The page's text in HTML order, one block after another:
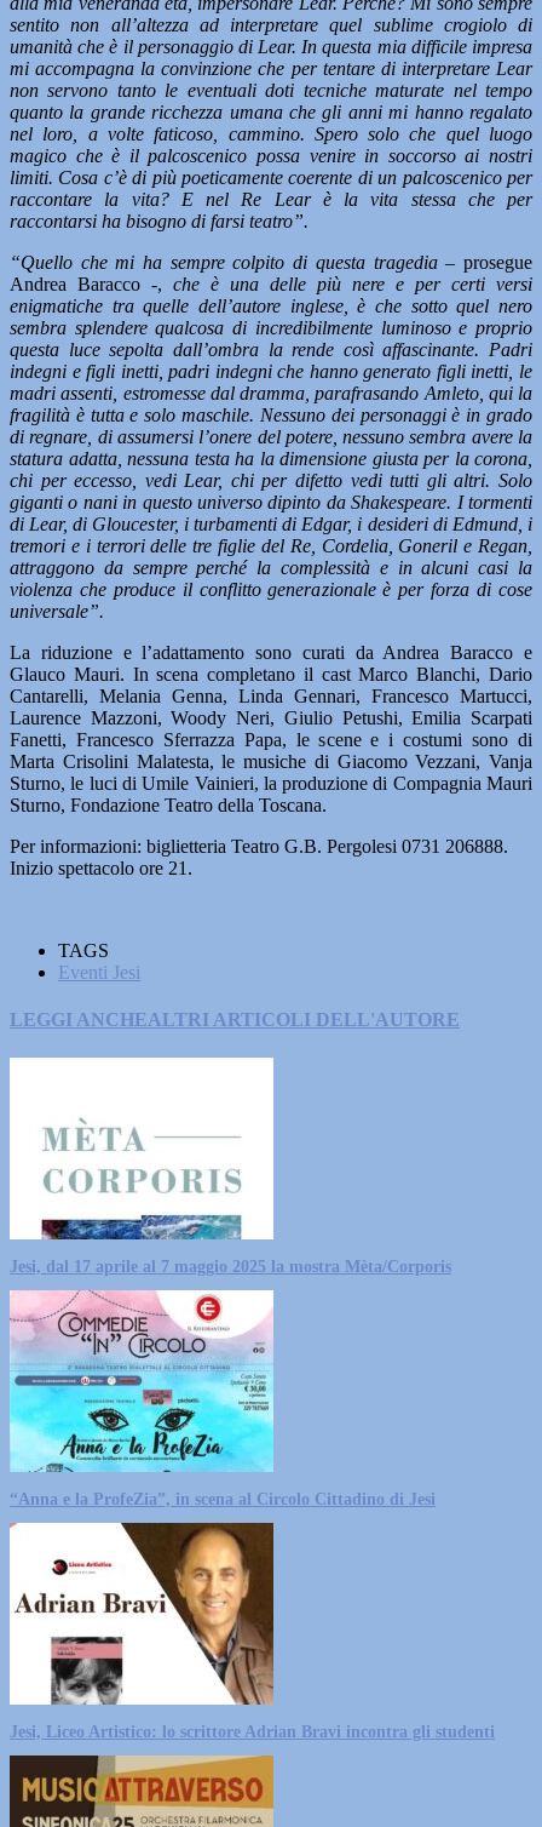
sentito non all’altezza ad interpretare quel sublime crogiolo di
umanità che è il personaggio di Lear. In questa mia difficile impresa
mi accompagna la convinzione che per tentare di interpretare Lear
non servono tanto le eventuali doti tecniche maturate nel tempo
quanto la grande ricchezza umana che gli anni mi hanno regalato
nel loro, a volte faticoso, cammino. Spero solo che quel luogo
magico che è il palcoscenico possa venire in soccorso ai nostri
limiti. Cosa c’è di più poeticamente coerente di un palcoscenico per
raccontare la vita? E nel Re Lear è la vita stessa che per
raccontarsi ha bisogno di farsi teatro”.
“Quello che mi ha sempre colpito di questa tragedia– prosegue
Andrea Baracco -, che è una delle più nere e per certi versi
enigmatiche tra quelle dell’autore inglese, è che sotto quel nero
sembra splendere qualcosa di incredibilmente luminoso e proprio
questa luce sepolta dall’ombra la rende così affascinante. Padri
indegni e figli inetti, padri indegni che hanno generato figli inetti, le
madri assenti, estromesse dal dramma, parafrasando Amleto, qui la
fragilità è tutta e solo maschile. Nessuno dei personaggi è in grado
di regnare, di assumersi l’onere del potere, nessuno sembra avere la
statura adatta, nessuna testa ha la dimensione giusta per la corona,
chi per eccesso, vedi Lear, chi per difetto vedi tutti gli altri. Solo
giganti o nani in questo universo dipinto da Shakespeare. I tormenti
di Lear, di Gloucester, i turbamenti di Edgar, i desideri di Edmund, i
tremori e i terrori delle tre figlie del Re, Cordelia, Goneril e Regan,
attraggono da sempre perché la complessità e in alcuni casi la
violenza che produce il conflitto generazionale è per forza di cose
universale”.
La riduzione e l’adattamento sono curati da Andrea Baracco e
Glauco Mauri. In scena completano il cast Marco Blanchi, Dario
Cantarelli, Melania Genna, Linda Gennari, Francesco Martucci,
Laurence Mazzoni, Woody Neri, Giulio Petushi, Emilia Scarpati
Fanetti, Francesco Sferrazza Papa, le scene e i costumi sono di
Marta Crisolini Malatesta, le musiche di Giacomo Vezzani, Vanja
Sturno, le luci di Umile Vainieri, la produzione di Compagnia Mauri
Sturno, Fondazione Teatro della Toscana.
Per informazioni: biglietteria Teatro G.B. Pergolesi 0731 206888.
Inizio spettacolo ore 21.
TAGS
Eventi Jesi
LEGGI ANCHEALTRI ARTICOLI DELL'AUTORE
Jesi, dal 17 aprile al 7 maggio 2025 la mostra Mèta/Corporis
“Anna e la ProfeZia”, in scena al Circolo Cittadino di Jesi
Jesi, Liceo Artistico: lo scrittore Adrian Bravi incontra gli studenti